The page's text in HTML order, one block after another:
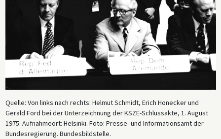
Quelle: Von links nach rechts: Helmut Schmidt, Erich Honecker und
Gerald Ford bei der Unterzeichnung der KSZE-Schlussakte, 1. August
1975. Aufnahmeort: Helsinki. Foto: Presse- und Informationsamt der
Bundesregierung. Bundesbildstelle.